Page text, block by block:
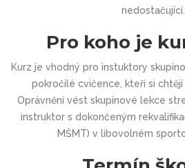
nedostačující.
Pro koho je
Kurz je vhodný pro instuktory
pokročilé cvičence, kteří si chtějí
Oprávnění vést skupinové lekce
instruktor s dokončeným
MŠMT) v libovolném